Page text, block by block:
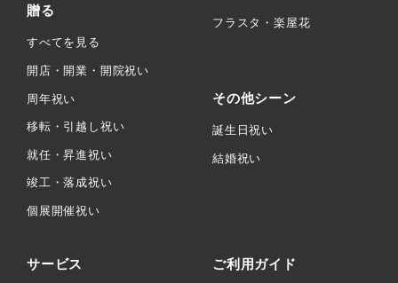
贈る
すべてを見る
開店・開業・開院祝い
周年祝い
移転・引越し祝い
就任・昇進祝い
竣工・落成祝い
個展開催祝い
フラスタ・楽屋花
その他シーン
誕生日祝い
結婚祝い
サービス ご利用ガイド